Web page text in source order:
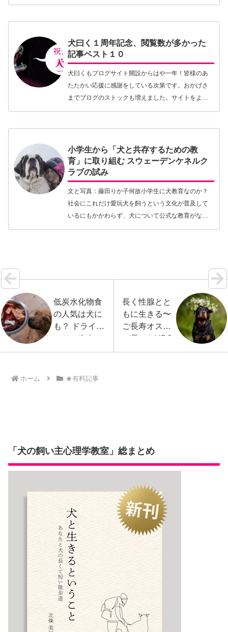
年代後半にアメリカで「カーミングシグナル」とい
犬曰く１周年記念、閲覧数が多かった
記事ベスト１０
犬曰くもブログサイト開設からはや一年！皆様のあ
たたかい応援に感謝をしている次第です。おかげさ
までブログのストックも増えました。サイトをより
有効利用してもらうために、より良質のブログを多
小学生から「犬と共存するための教
育」に取り組む スウェーデンケネルク
ラブの試み
文と写真：藤田りか子何故小学生に犬教育なのか？
社会にこれだけ愛玩犬を飼うという文化が普及して
いるにもかかわらず、犬について公式な教育がな
い、というのも不思議だ。交通法規についてなら、
低炭水化物食
の人気は犬に
も？ ドライフ
ードと生肉ベ
ース食で比べ
代謝
長く性腺とと
もに生きる〜
ご長寿オス犬
が示したHPG
軸の重要性
ホーム ★有料記事
「犬の飼い主心理学教室」総まとめ